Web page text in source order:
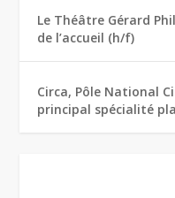
Le Théâtre Gérard
de l’accueil (h/f)
Circa, Pôle National
principal spécialité